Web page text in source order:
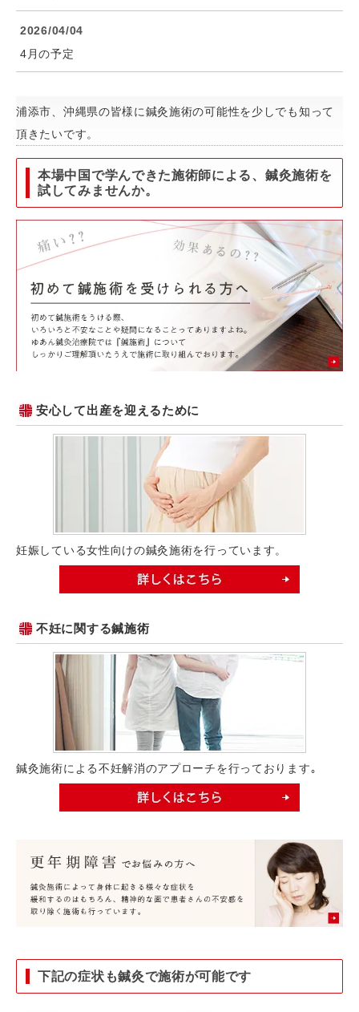
2026/04/04
4月の予定
浦添市、沖縄県の皆様に鍼灸施術の可能性を少しでも知って
頂きたいです。
本場中国で学んできた施術師による、鍼灸施術を
試してみませんか。
安心して出産を迎えるために
妊娠している女性向けの鍼灸施術を行っています。
不妊に関する鍼施術
鍼灸施術による不妊解消のアプローチを行っております｡
下記の症状も鍼灸で施術が可能です